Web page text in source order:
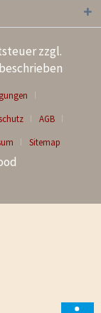
zzgl.
AGB
Sitemap